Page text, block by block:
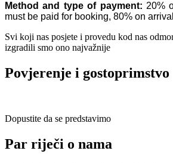
Method and type of payment: 20%
must be paid for booking, 80% on
Svi koji nas posjete i provedu kod nas
izgradili smo ono najvažnije
Povjerenje i gostoprimstvo
Dopustite da se predstavimo
Par riječi o nama